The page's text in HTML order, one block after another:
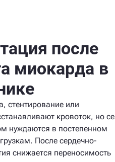
после
миокарда в
стентирование или
кровоток, но
нуждаются в постепенном
После сердечно-
снижается переносимость